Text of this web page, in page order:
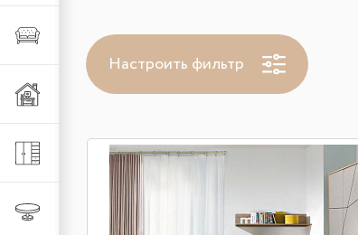
Мягкая
Мебель из металла
Шкафы и стеллажи
Столы и стулья
Настроить фильтр